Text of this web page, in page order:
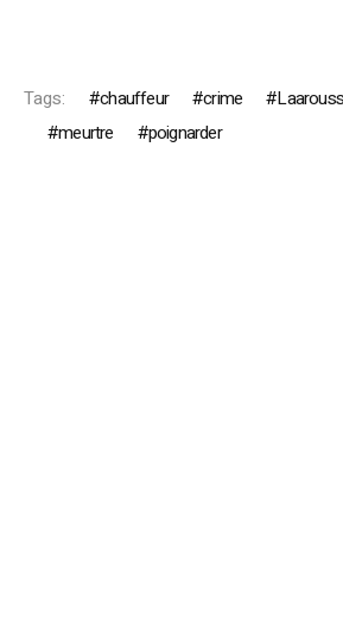
Tags: chauffeur crime
meurtre
poignarder